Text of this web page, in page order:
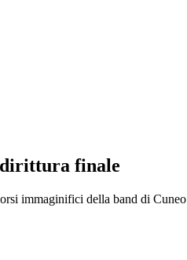
finale
immaginifici della band di Cuneo